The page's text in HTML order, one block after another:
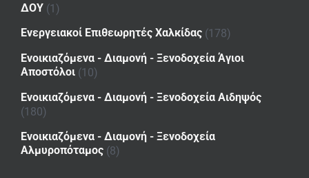
ΔΟΥ (1)
Ενεργειακοί Επιθεωρητές Χαλκίδας (178)
Ενοικιαζόμενα - Διαμονή - Ξενοδοχεία Άγιοι
Αποστόλοι (10)
Ενοικιαζόμενα - Διαμονή - Ξενοδοχεία Αιδηψός
(180)
Ενοικιαζόμενα - Διαμονή - Ξενοδοχεία
Αλμυροπόταμος (8)